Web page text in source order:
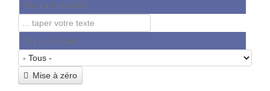
Texte à Rechercher
Type d'Actualité
Mise à zéro